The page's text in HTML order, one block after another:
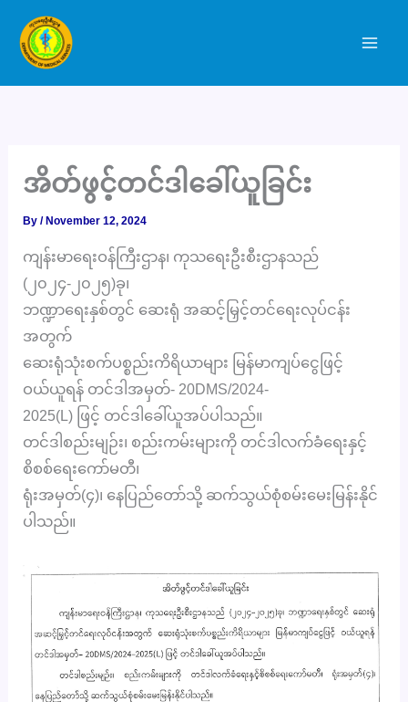
content
အိတ်ဖွင့်တင်ဒါခေါ်ယူခြင်း
By/ November 12, 2024
ကျန်းမာရေးဝန်ကြီးဌာန၊ ကုသရေးဦးစီးဌာနသည်
(၂၀၂၄-၂၀၂၅)ခု၊
ဘဏ္ဍာရေးနှစ်တွင် ဆေးရုံ အဆင့်မြှင့်တင်ရေးလုပ်ငန်း
အတွက်
ဆေးရုံသုံးစက်ပစ္စည်းကိရိယာများ မြန်မာကျပ်ငွေဖြင့်
ဝယ်ယူရန် တင်ဒါအမှတ်- 20DMS/2024-
2025(L) ဖြင့် တင်ဒါခေါ်ယူအပ်ပါသည်။
တင်ဒါစည်းမျဉ်း၊ စည်းကမ်းများကို တင်ဒါလက်ခံရေးနှင့်
စိစစ်ရေးကော်မတီ၊
ရုံးအမှတ်(၄)၊ နေပြည်တော်သို့ ဆက်သွယ်စုံစမ်းမေးမြန်းနိုင်
ပါသည်။